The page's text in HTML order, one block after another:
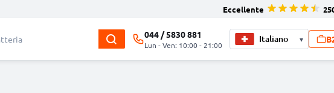
Eccellente
044 / 5830 881
Lun - Ven: 10:00 - 21:00
▾